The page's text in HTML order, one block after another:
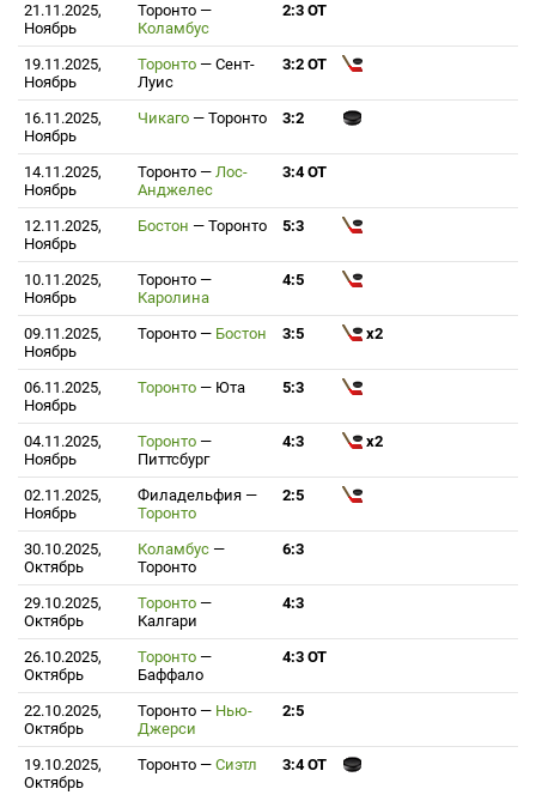
21.11.2025,
Ноябрь
Торонто —
Коламбус
2:3 ОТ
19.11.2025,
Ноябрь
Торонто — Сент-
Луис
3:2 ОТ
16.11.2025,
Ноябрь
Чикаго — Торонто 3:2
14.11.2025,
Ноябрь
Торонто — Лос-
Анджелес
3:4 ОТ
12.11.2025,
Ноябрь
Бостон — Торонто 5:3
10.11.2025,
Ноябрь
Торонто —
Каролина
4:5
09.11.2025,
Ноябрь
Торонто — Бостон 3:5 x2
06.11.2025,
Ноябрь
Торонто — Юта 5:3
04.11.2025,
Ноябрь
Торонто —
Питтсбург
4:3 x2
02.11.2025,
Ноябрь
Филадельфия —
Торонто
2:5
30.10.2025,
Октябрь
Коламбус —
Торонто
6:3
29.10.2025,
Октябрь
Торонто —
Калгари
4:3
26.10.2025,
Октябрь
Торонто —
Баффало
4:3 ОТ
22.10.2025,
Октябрь
Торонто — Нью-
Джерси
2:5
19.10.2025,
Октябрь
Торонто — Сиэтл 3:4 ОТ